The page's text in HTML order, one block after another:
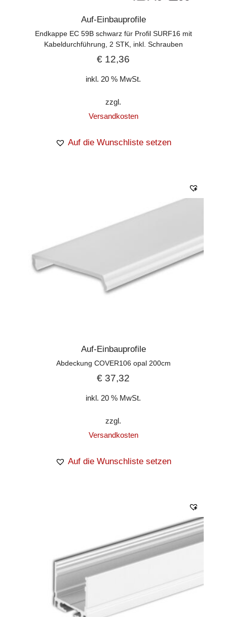
Auf-Einbauprofile
Endkappe EC 59B schwarz für Profil SURF16 mit
Kabeldurchführung, 2 STK, inkl. Schrauben
€ 12,36
inkl. 20 % MwSt.
zzgl.
Versandkosten
Auf die Wunschliste setzen
Auf-Einbauprofile
Abdeckung COVER106 opal 200cm
€ 37,32
inkl. 20 % MwSt.
zzgl.
Versandkosten
Auf die Wunschliste setzen